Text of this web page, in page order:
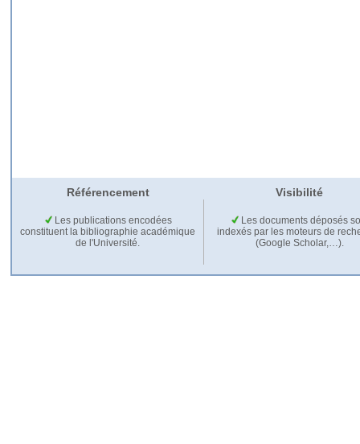
Référencement Visibilité
Les publications encodées
constituent la bibliographie académique
de l'Université.
Les documents déposés
indexés par les moteurs de
(Google Scholar,…).